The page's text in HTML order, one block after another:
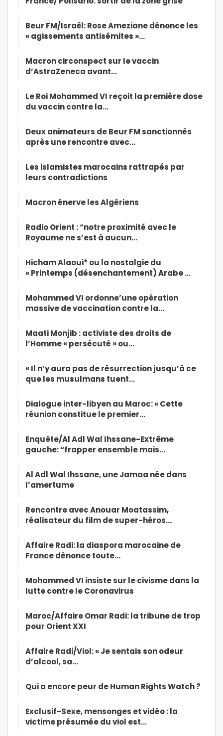
Beur FM/Israël: Rose Ameziane dénonce les
« agissements antisémites »…
Macron circonspect sur le vaccin
d’AstraZeneca avant…
Le Roi Mohammed VI reçoit la première dose
du vaccin contre la…
Deux animateurs de Beur FM sanctionnés
après une rencontre avec…
Les islamistes marocains rattrapés par
leurs contradictions
Macron énerve les Algériens
Radio Orient : “notre proximité avec le
Royaume ne s’est à aucun…
Hicham Alaoui* ou la nostalgie du
« Printemps (désenchantement) Arabe …
Mohammed VI ordonne’une opération
massive de vaccination contre la…
Maati Monjib : activiste des droits de
l’Homme « persécuté » ou…
« Il n’y aura pas de résurrection jusqu’à ce
que les musulmans tuent…
Dialogue inter-libyen au Maroc: « Cette
réunion constitue le premier…
Enquête/Al Adl Wal Ihssane-Extrême
gauche: “frapper ensemble mais…
Al Adl Wal Ihssane, une Jamaa née dans
l’amertume
Rencontre avec Anouar Moatassim,
réalisateur du film de super-héros…
Affaire Radi: la diaspora marocaine de
France dénonce toute…
Mohammed VI insiste sur le civisme dans la
lutte contre le Coronavirus
Maroc/Affaire Omar Radi: la tribune de trop
pour Orient XXI
Affaire Radi/Viol: « Je sentais son odeur
d’alcool, sa…
Qui a encore peur de Human Rights Watch ?
Exclusif-Sexe, mensonges et vidéo : la
victime présumée du viol est…